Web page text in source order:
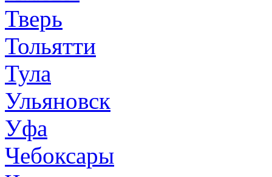
Тверь
Тольятти
Тула
Ульяновск
Уфа
Чебоксары